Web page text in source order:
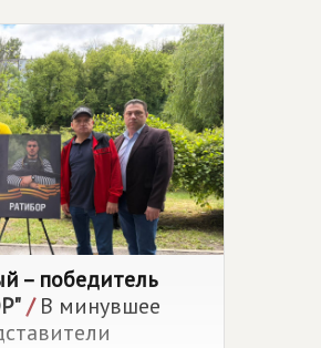
– победитель
/В минувшее